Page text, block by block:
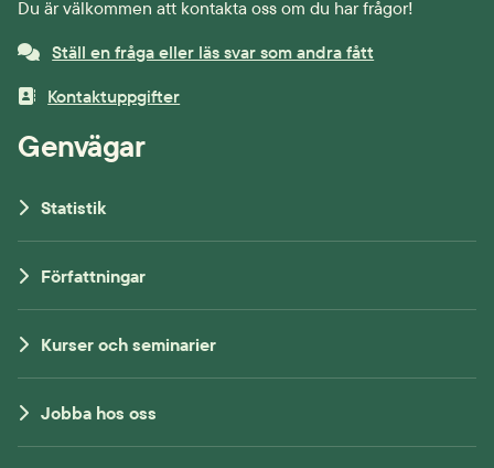
Du är välkommen att kontakta oss om du har frågor!
Ställ en fråga eller läs svar som andra fått
Kontaktuppgifter
Genvägar
Statistik
Författningar
Kurser och seminarier
Jobba hos oss